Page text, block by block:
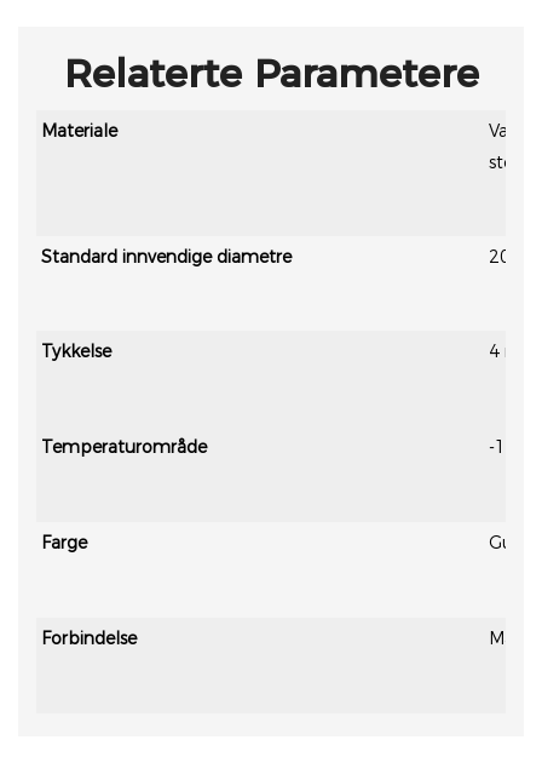
Relaterte Parametere
Materiale
stoff
Standard innvendige diametre 200
Tykkelse 4
Temperaturområde -15℃
Farge Gul,
Forbindelse